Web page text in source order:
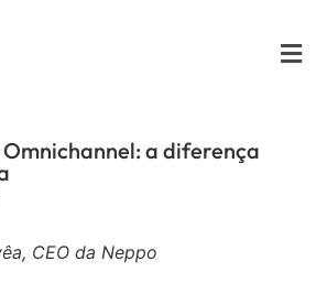
a diferença
CEO da Neppo